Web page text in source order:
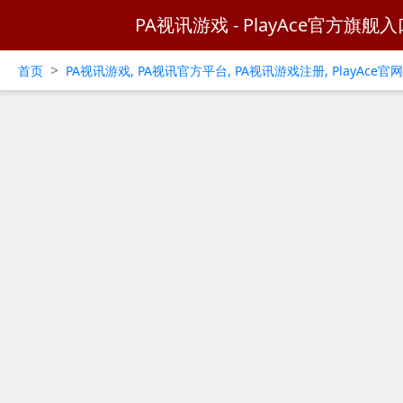
PA视讯游戏 - PlayAce官方旗舰入
首页 > PA视讯游戏, PA视讯官方平台, PA视讯游戏注册, PlayAce官